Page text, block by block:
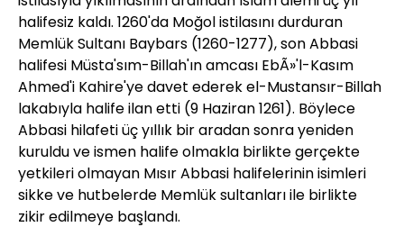
halifesiz kaldı. 1260'da Moğol istilasını durduran
Memlük Sultanı Baybars (1260-1277), son Abbasi
halifesi Müsta'sım-Billah'ın amcası EbÃ»'l-Kasım
Ahmed'i Kahire'ye davet ederek el-Mustansır-Billah
lakabıyla halife ilan etti (9 Haziran 1261). Böylece
Abbasi hilafeti üç yıllık bir aradan sonra yeniden
kuruldu ve ismen halife olmakla birlikte gerçekte
yetkileri olmayan Mısır Abbasi halifelerinin isimleri
sikke ve hutbelerde Memlük sultanları ile birlikte
zikir edilmeye başlandı.